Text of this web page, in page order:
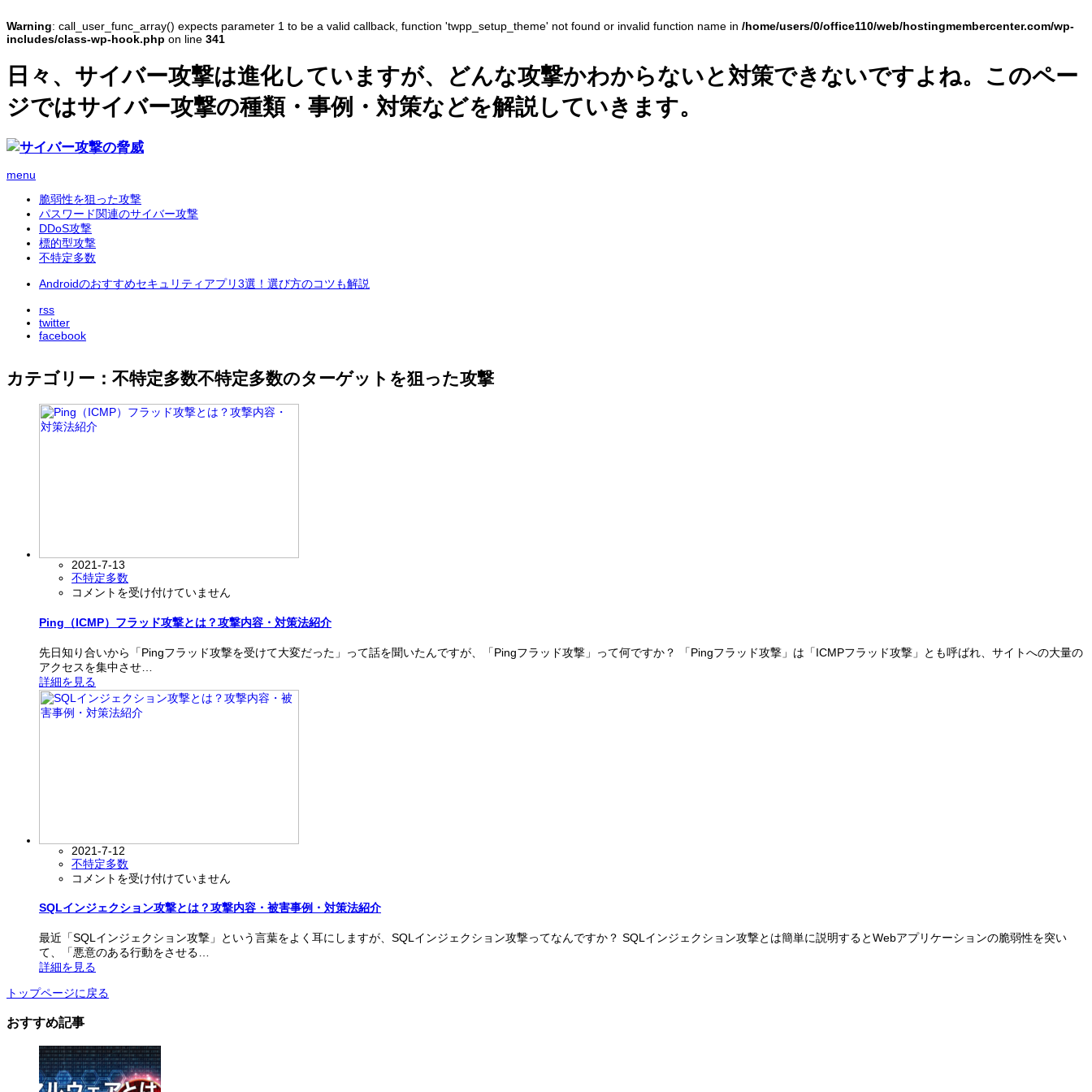
Warning: call_user_func_array() expects parameter 1 to be a valid callback, function 'twpp_setup_theme' not found or invalid function name in /home/users/0/office110/web/hostingmembercenter.com/wp-
includes/class-wp-hook.php on line 341
日々、サイバー攻撃は進化していますが、どんな攻撃かわからないと対策できないですよね。このペー
ジではサイバー攻撃の種類・事例・対策などを解説していきます。
menu
脆弱性を狙った攻撃
パスワード関連のサイバー攻撃
DDoS攻撃
標的型攻撃
不特定多数
Androidのおすすめセキュリティアプリ3選！選び方のコツも解説
rss
twitter
facebook
カテゴリー：不特定多数不特定多数のターゲットを狙った攻撃
2021-7-13
不特定多数
Ping（ICMP）
ラ
ド
攻
撃
と
は？
介
は
コメントを受け付けていません
Ping（ICMP）フラッド攻撃とは？攻撃内容・対策法紹介
先日知り合いから「Pingフラッド攻撃を受けて大変だった」って話を聞いたんですが、「Pingフラッド攻撃」って何ですか？ 「Pingフラッド攻撃」は「ICMPフラッド攻撃」とも呼ばれ、サイトへの大量の
アクセスを集中させ…
詳細を見る
2021-7-12
不特定多数
SQL
ン
ェ
ク
シ
ン
撃
は？
攻
撃
コメントを受け付けていません
SQLインジェクション攻撃とは？攻撃内容・被害事例・対策法紹介
最近「SQLインジェクション攻撃」という言葉をよく耳にしますが、SQLインジェクション攻撃ってなんですか？ SQLインジェクション攻撃とは簡単に説明するとWebアプリケーションの脆弱性を突い
て、「悪意のある行動をさせる…
詳細を見る
トップページに戻る
おすすめ記事